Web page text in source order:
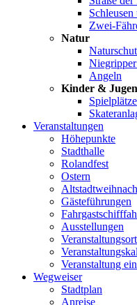
Zwei-
Natur
Angeln
Kinder &
Spielplätze
Veranstaltungen
Höhepunkte
Stadthalle
Rolandfest
Ostern
Gästeführungen
Ausstellungen
Veranstaltung
Wegweiser
Stadtplan
Anreise